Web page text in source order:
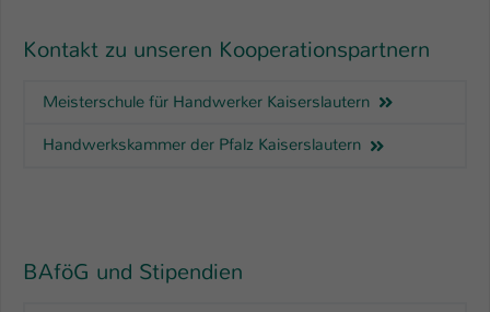
Kontakt zu unseren Kooperationspartnern
Meisterschule für Handwerker Kaiserslautern
Handwerkskammer der Pfalz Kaiserslautern
BAföG und Stipendien